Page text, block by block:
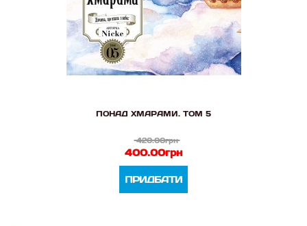
ПОНАД ХМАРАМИ. ТОМ 5
420.00грн
400.00грн
ПРИДБАТИ